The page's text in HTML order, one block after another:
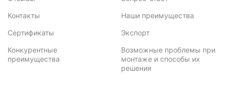
Контакты
Сертификаты
Конкурентные
преимущества
Наши преимущества
Экспорт
Возможные проблемы при
монтаже и способы их
решения